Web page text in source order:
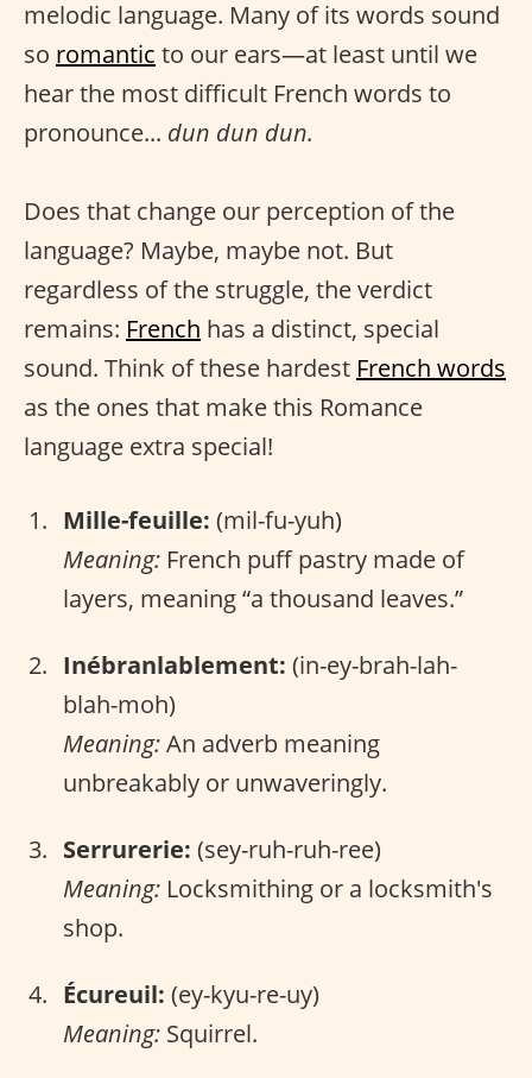
melodic language. Many of its words sound
so romantic to our ears—at least until we
hear the most difficult French words to
pronounce... dun dun dun.
Does that change our perception of the
language? Maybe, maybe not. But
regardless of the struggle, the verdict
remains: French has a distinct, special
sound. Think of these hardest French words
as the ones that make this Romance
language extra special!
Mille-feuille: (mil-fu-yuh)
Meaning: French puff pastry made of
layers, meaning “a thousand leaves.”
Inébranlablement: (in-ey-brah-lah-
blah-moh)
Meaning:An adverb meaning
unbreakably or unwaveringly.
Serrurerie: (sey-ruh-ruh-ree)
Meaning: Locksmithing or a locksmith's
shop.
Écureuil: (ey-kyu-re-uy)
Meaning: Squirrel.